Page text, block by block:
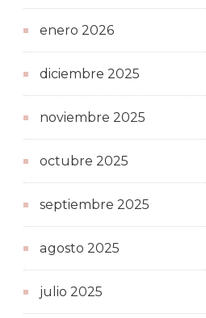
enero 2026
diciembre 2025
noviembre 2025
octubre 2025
septiembre 2025
agosto 2025
julio 2025